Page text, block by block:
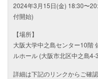
2024年3月15日(金) 18:30〜
付開始)
【場所】
大阪大学中之島センター10階
ルホール (大阪市北区中之島4-
詳細は下記のリンクからご確認